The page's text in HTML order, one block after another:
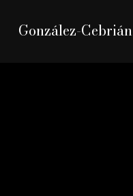
González-Cebrián